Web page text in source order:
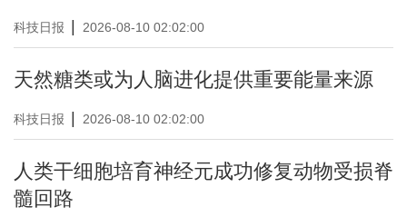
科技日报 2026-08-10 02:02:00
天然糖类或为人脑进化提供重要能量来源
科技日报 2026-08-10 02:02:00
人类干细胞培育神经元成功修复动物受损脊
髓回路